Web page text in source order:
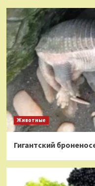
Животные
Гигантский